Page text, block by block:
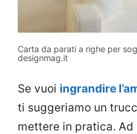
Carta da parati a righe per
designmag.it
Se vuoi ingrandire
ti suggeriamo un
mettere in pratica. Ad